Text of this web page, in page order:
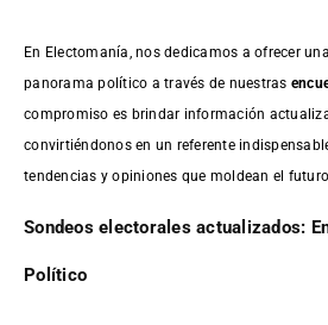
En Electomanía, nos dedicamos a ofrecer
panorama político a través de nuestras
compromiso es brindar información
convirtiéndonos en un referente
tendencias y opiniones que moldean el
Sondeos electorales actualizados:
Político